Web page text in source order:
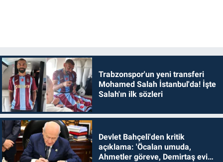
Trabzonspor'un yeni transferi
Mohamed Salah İstanbul'da! İşte
Salah'ın ilk sözleri
Devlet Bahçeli'den kritik
açıklama: 'Öcalan umuda,
Ahmetler göreve, Demirtaş evine